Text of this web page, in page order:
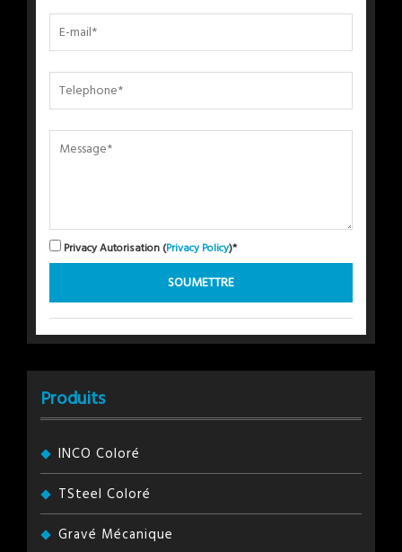
Privacy Autorisation (Privacy Policy)*
Produits
INCO Coloré
TSteel Coloré
Gravé Mécanique